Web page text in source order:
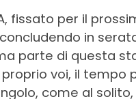
fissato per il
in
parte di questa
voi, il tempo
come al